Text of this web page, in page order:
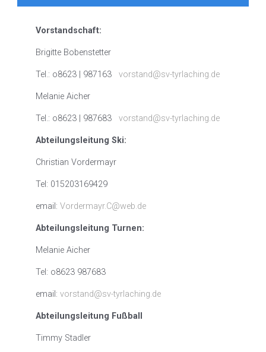
Vorstandschaft:
Brigitte Bobenstetter
Tel.: o8623 | 987163 vorstand@sv-tyrlaching.de
Melanie Aicher
Tel.: o8623 | 987683 vorstand@sv-tyrlaching.de
Abteilungsleitung Ski:
Christian Vordermayr
Tel: 015203169429
email: Vordermayr.C@web.de
Abteilungsleitung Turnen:
Melanie Aicher
Tel: o8623 987683
email: vorstand@sv-tyrlaching.de
Abteilungsleitung Fußball
Timmy Stadler